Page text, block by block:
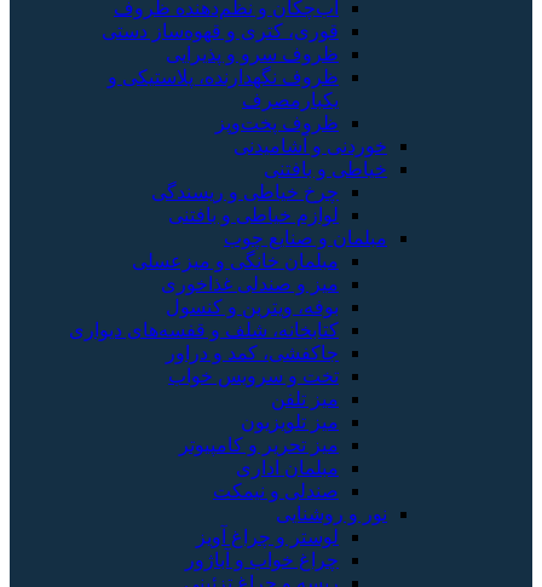
آب‌چکان و نظم‌دهنده ظروف
قوری، کتری و قهوه‌ساز دستی
ظروف سرو و پذیرایی
ظروف نگهدارنده، پلاستیکی و
یکبارمصرف
ظروف پخت‌وپز
خوردنی و آشامیدنی
خیاطی و بافتنی
چرخ خیاطی و ریسندگی
لوازم خیاطی و بافتنی
مبلمان و صنایع چوب
مبلمان خانگی و میزعسلی
میز و صندلی غذاخوری
بوفه، ویترین و کنسول
کتابخانه، شلف و قفسه‌های دیواری
جاکفشی، کمد و دراور
تخت و سرویس خواب
میز تلفن
میز تلویزیون
میز تحریر و کامپیوتر
مبلمان اداری
صندلی و نیمکت
نور و روشنایی
لوستر و چراغ آویز
چراغ خواب و آباژور